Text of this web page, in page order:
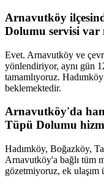
Arnavutköy
Dolumu servisi var
Evet. Arnavutköy ve
yönlendiriyor, aynı gün
tamamlıyoruz.
beklemektedir.
Arnavutköy'da
Tüpü Dolumu
Hadımköy, Boğazköy,
Arnavutköy'a bağlı tüm
gözetmiyoruz, ek ulaşım